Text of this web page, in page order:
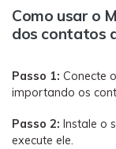
Como usar o
dos contatos
Passo 1: Conecte
importando os
Passo 2: Instale o
execute ele.